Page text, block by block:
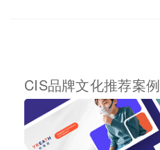
CIS品牌文化推荐案例